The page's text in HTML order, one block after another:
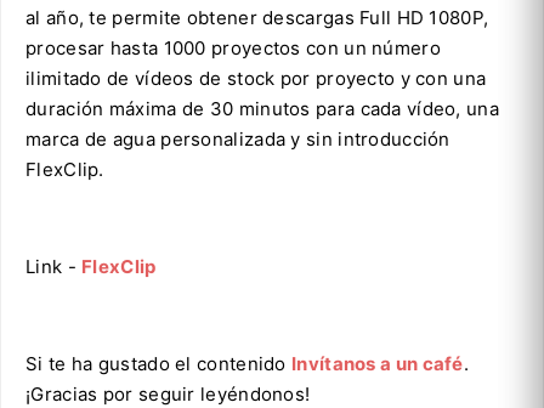
al año, te permite obtener descargas Full HD 1080P,
procesar hasta 1000 proyectos con un número
ilimitado de vídeos de stock por proyecto y con una
duración máxima de 30 minutos para cada vídeo, una
marca de agua personalizada y sin introducción
FlexClip.
Link - FlexClip
Si te ha gustado el contenido Invítanos a un café.
¡Gracias por seguir leyéndonos!